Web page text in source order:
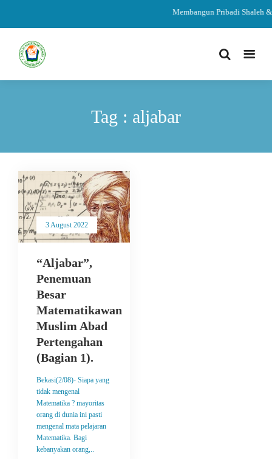
Membangun Pribadi Shaleh &
Tag : aljabar
3 August 2022
“Aljabar”,
Penemuan
Besar
Matematikawan
Muslim Abad
Pertengahan
(Bagian 1).
Bekasi(2/08)- Siapa yang
tidak mengenal
Matematika ? mayoritas
orang di dunia ini pasti
mengenal mata pelajaran
Matematika. Bagi
kebanyakan orang,..